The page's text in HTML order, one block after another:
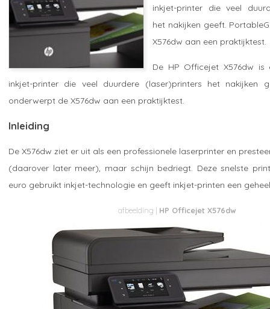
inkjet-printer die veel
het nakijken geeft.
X576dw aan een praktijktest.
De HP Officejet X576dw is
inkjet-printer die veel duurdere (laser)printers het nakijken
onderwerpt de X576dw aan een praktijktest.
Inleiding
De X576dw ziet er uit als een professionele laserprinter en
(daarover later meer), maar schijn bedriegt. Deze snelste
euro gebruikt inkjet-technologie en geeft inkjet-printen een
HP Officejet X576dw